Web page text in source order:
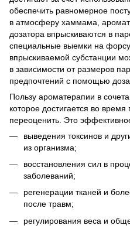
обеспечить равномерное
в атмосферу хаммама,
дозатора впрыскиваются в
специальные выемки на
впрыскиваемой субстанции
в зависимости от размеров
предпочтений с помощью
Пользу ароматерапии в
которое достигается во
переоценить. Это
выведения токсинов и
из организма;
восстановления сил в
заболеваний;
регенерации тканей и
после травм;
регулирования веса и